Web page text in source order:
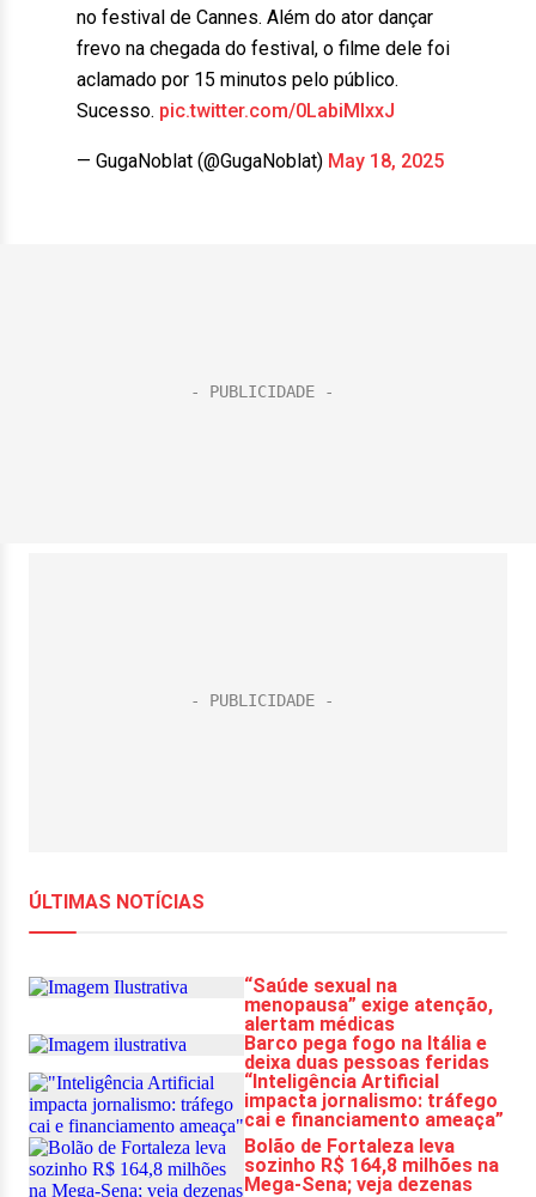
no festival de Cannes. Além do ator dançar
frevo na chegada do festival, o filme dele foi
aclamado por 15 minutos pelo público.
Sucesso. pic.twitter.com/0LabiMIxxJ
— GugaNoblat (@GugaNoblat) May 18, 2025